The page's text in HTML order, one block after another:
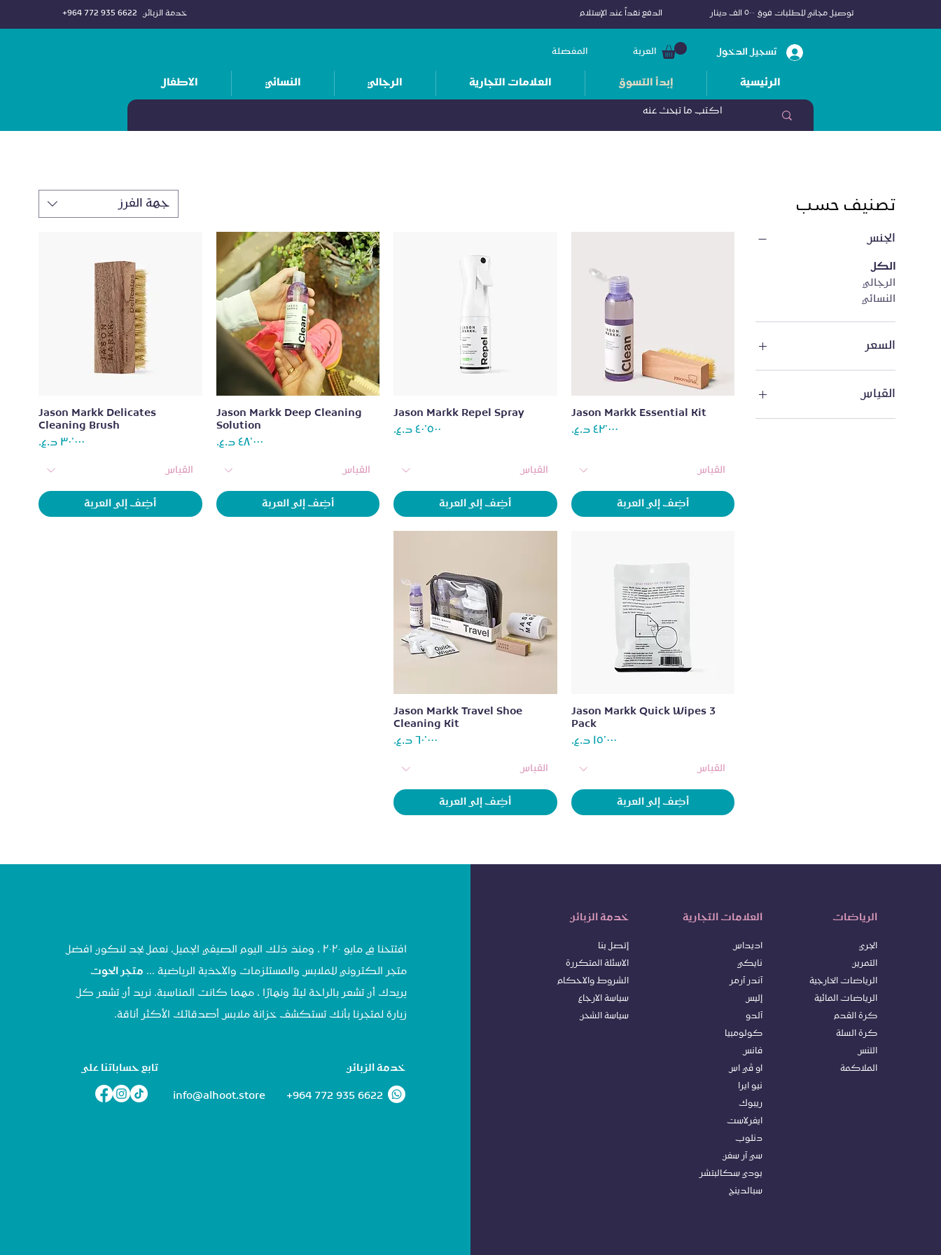
+964 772 935 6622 خدمة الزبائن الدفع نقداً عند الإستلام توصيل مجاني للطلبات فوق ٥٠٠ الف دينار
المفضلة العربة تسجيل الدخول
الاطفال النسائي الرجالي العلامات التجارية إبدأ التسوق الرئيسية
تصنيف حسب
الجنس
الكل
الرجالي
النسائي
السعر
القياس
OSFA
جهة الفرز
العرض السريع
Jason Markk Essential Kit
السعر
القياس
أضِف إلى العربة
العرض السريع
Jason Markk Repel Spray
السعر
القياس
أضِف إلى العربة
العرض السريع
Jason Markk Deep Cleaning
Solution
السعر
القياس
أضِف إلى العربة
العرض السريع
Jason Markk Delicates
Cleaning Brush
السعر
القياس
أضِف إلى العربة
العرض السريع
Jason Markk Quick Wipes 3
Pack
السعر
القياس
أضِف إلى العربة
العرض السريع
Jason Markk Travel Shoe
Cleaning Kit
السعر
القياس
أضِف إلى العربة
افتتحنا في مايو ٢٠٢٠ ، ومنذ ذلك اليوم الصيفي الجميل، نعمل بجد لنكون افضل
متجر الكتروني للملابس والمستلزمات والاحذية الرياضية ... متجر الحوت
يريدك أن تشعر بالراحة ليلاً ونهارًا ، مهما كانت المناسبة. نريد أن تشعر كل
زيارة لمتجرنا بأنك تستكشف خزانة ملابس أصدقائك الأكثر أناقة.
تابع حساباتنا على خدمة الزبائن
info@alhoot.store +964 772 935 6622
خدمة الزبائن
إتصل بنا
الاسئلة المتكررة
الشروطوالاحكام
سياسة الارجاع
سياسة الشحن
العلامات التجارية
اديداس
نايكي
آندر آرمر
إليس
آلدو
كولومبيا
فانس
او ڤي اس
نيو ايرا
ريبوك
ايفرلاست
دنلوب
سي آر سفن
بودي سكالبتشر
سبالدينج
الرياضات
الجري
التمرين
الرياضات الخارجية
الرياضات المائية
كرة القدم
كرة السلة
التنس
الملاكمة